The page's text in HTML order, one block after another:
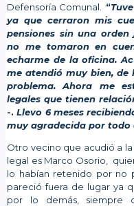
Defensoría Comunal.
“
ya que cerraron mis
pensiones sin una orden
no me tomaron en
echarme de la oficina.
me atendió muy bien, de
problema. Ahora me
legales que tienen
-. Llevo 6 meses
muy agradecida por todo
Otro vecino que acudió a
legal es Marco Osorio,
lo habían retenido por no
pareció fuera de lugar ya
por lo demás, siempre